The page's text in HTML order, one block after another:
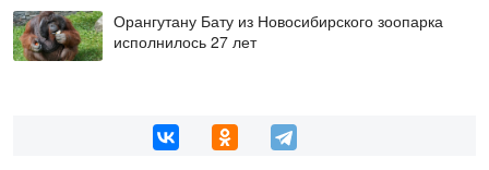
Орангутану Бату из Новосибирского зоопарка
исполнилось 27 лет